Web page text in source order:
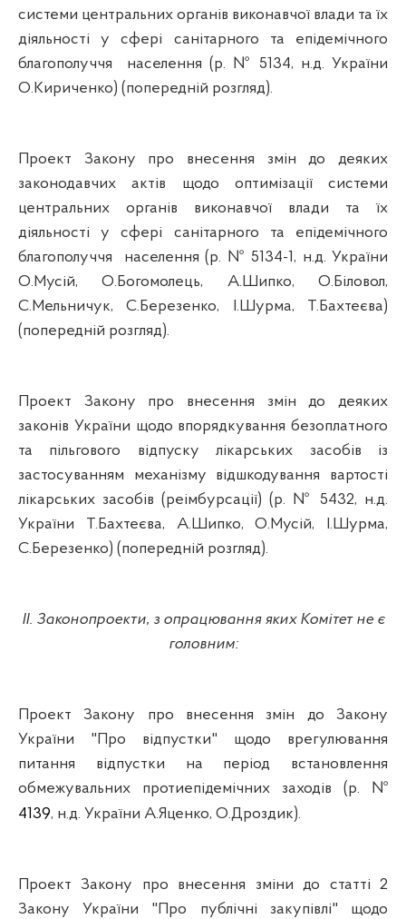
системи центральних органів виконавчої влади та їх
діяльності у сфері санітарного та епідемічного
благополуччя
населення (р. № 5134, н.д. України
О.Кириченко) (попередній розгляд).
Проект Закону про внесення змін до деяких
законодавчих актів щодо оптимізації системи
центральних органів виконавчої влади та їх
діяльності у сфері санітарного та епідемічного
благополуччя
населення (р. № 5134-1, н.д. України
О.Мусій,О.Богомолець, А.Шипко,О.Біловол,
С.Мельничук,С.Березенко, І.Шурма, Т.Бахтеєва)
(попередній розгляд).
Проект Закону про внесення змін до деяких
законів України щодо впорядкування безоплатного
та пільгового відпуску лікарських засобів із
застосуванням механізму відшкодування вартості
лікарських засобів (реімбурсації) (р. № 5432, н.д.
України Т.Бахтеєва, А.Шипко,О.Мусій, І.Шурма,
С.Березенко) (попередній розгляд).
ІІ. Законопроекти, з опрацювання яких Комітет не є
головним:
Проект Закону про внесення змін до Закону
України "Про відпустки" щодо врегулювання
питання відпустки на період встановлення
обмежувальних протиепідемічних заходів (р. №
4139, н.д. України А.Яценко, О.Дроздик).
Проект Закону про внесення зміни до статті 2
Закону України "Про публічні закупівлі" щодо